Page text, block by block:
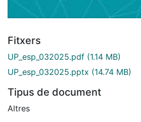
Fitxers
UP_esp_032025.pdf (1.14 MB)
UP_esp_032025.pptx (14.74 MB)
Tipus de document
Altres